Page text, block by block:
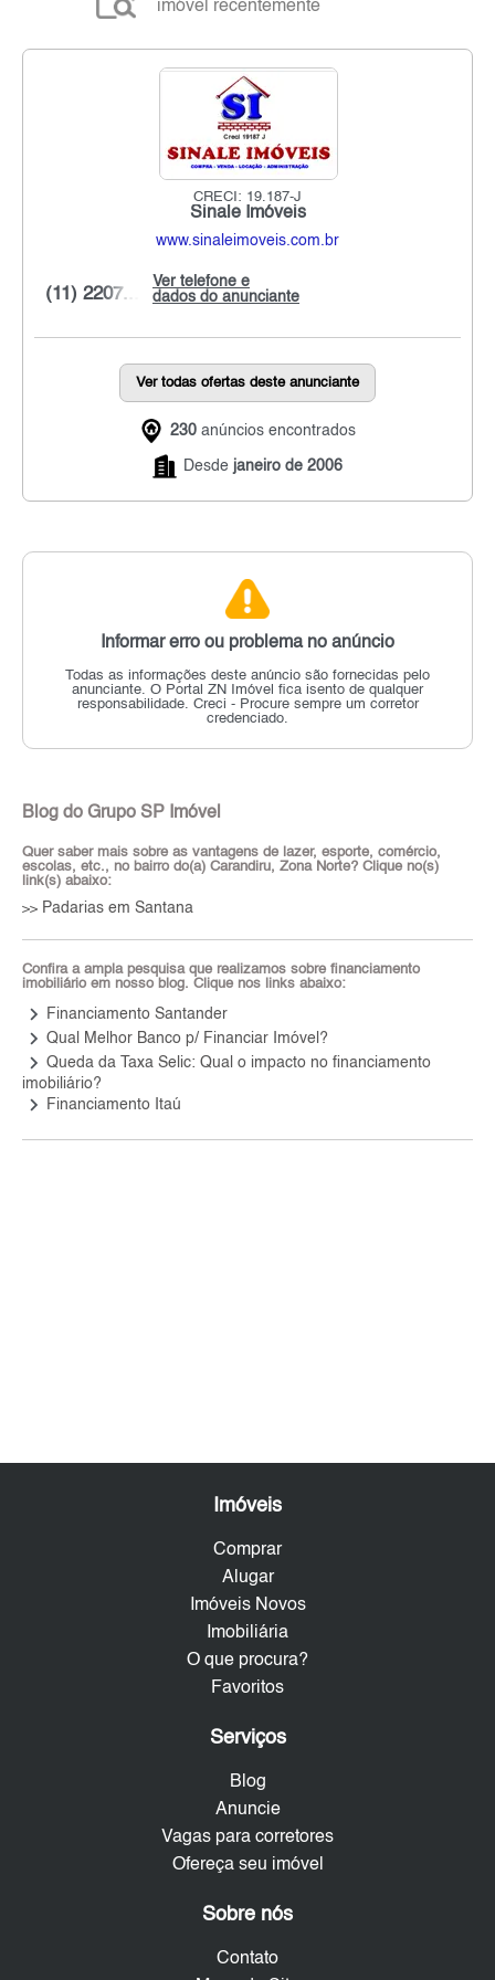
imóvel recentemente
CRECI: 19.187-J
Sinale Imóveis
www.sinaleimoveis.com.br
Ver telefone e
dados do anunciante
(11) 2207...
Ver todas ofertas deste anunciante
230 anúncios encontrados
Desde janeiro de 2006
Informar erro ou problema no anúncio
Todas as informações deste anúncio são fornecidas pelo
anunciante. O Portal ZN Imóvel fica isento de qualquer
responsabilidade. Creci - Procure sempre um corretor
credenciado.
Blog do Grupo SP Imóvel
Quer saber mais sobre as vantagens de lazer, esporte, comércio,
escolas, etc., no bairro do(a) Carandiru, Zona Norte? Clique no(s)
link(s) abaixo:
>> Padarias em Santana
Confira a ampla pesquisa que realizamos sobre financiamento
imobiliário em nosso blog. Clique nos links abaixo:
keyboard_arrow_right Financiamento Santander
keyboard_arrow_right Qual Melhor Banco p/ Financiar Imóvel?
keyboard_arrow_right Queda da Taxa Selic: Qual o impacto no financiamento
imobiliário?
keyboard_arrow_right Financiamento Itaú
Imóveis
Comprar
Alugar
Imóveis Novos
Imobiliária
O que procura?
Favoritos
Serviços
Blog
Anuncie
Vagas para corretores
Ofereça seu imóvel
Sobre nós
Contato